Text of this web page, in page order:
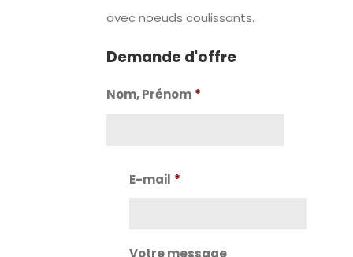
avec noeuds coulissants.
Demande d'offre
Nom, Prénom *
E-mail *